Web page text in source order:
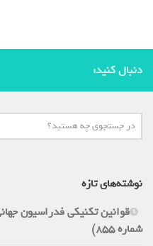
دنبال کنید:
نوشته‌های تازه
شماره 855)